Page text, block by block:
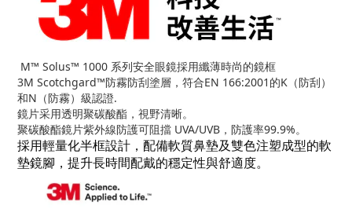
M™ Solus™ 1000 系列安全眼鏡採用纖薄時尚的鏡框
3M Scotchgard™防霧防刮塗層，符合EN 166:2001的K（防刮）
和N（防霧）級認證.
鏡片采用透明聚碳酸酯，視野清晰。
聚碳酸酯鏡片紫外線防護可阻擋 UVA/UVB，防護率99.9%。
採用輕量化半框設計，配備軟質鼻墊及雙色注塑成型的軟
墊鏡腳，提升長時間配戴的穩定性與舒適度。